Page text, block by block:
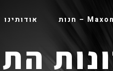
Maxon – חנות אודותינו